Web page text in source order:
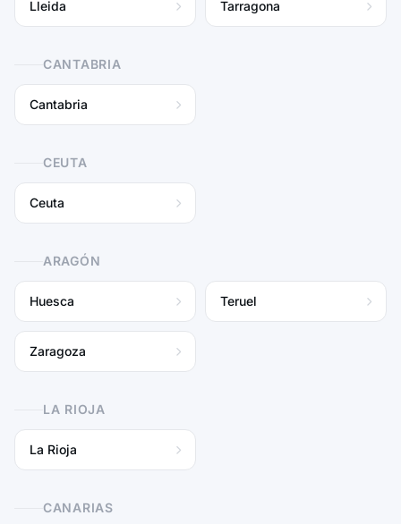
Lleida Tarragona
CANTABRIA
Cantabria
CEUTA
Ceuta
ARAGÓN
Huesca Teruel
Zaragoza
LA RIOJA
La Rioja
CANARIAS